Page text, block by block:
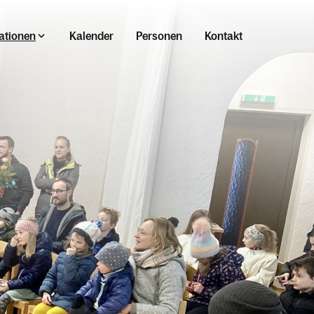
Kalender Personen Kontakt